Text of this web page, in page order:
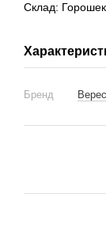
Склад:
Бренд Верес